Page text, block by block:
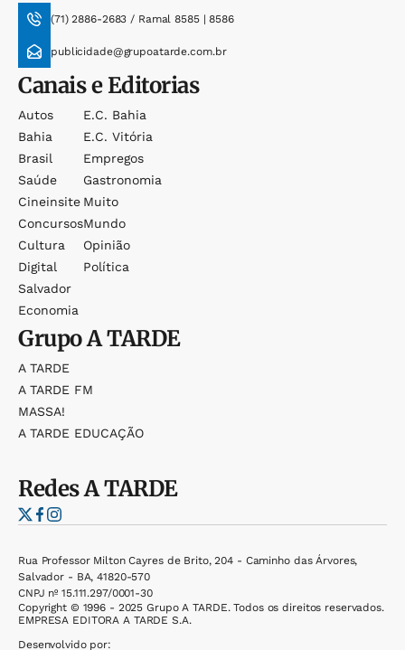
(71) 2886-2683 / Ramal 8585 | 8586
publicidade@grupoatarde.com.br
Canais e Editorias
Autos
Bahia
Brasil
Saúde
Cineinsite
Concursos
Cultura
Digital
Salvador
Economia
E.c. Bahia
E.c. Vitória
Empregos
Gastronomia
Muito
Mundo
Opinião
Política
GrupoA TARDE
A TARDE
A TARDE FM
MASSA!
A TARDE EDUCAÇÃO
RedesA TARDE
Rua Professor Milton Cayres de Brito, 204 - Caminho das Árvores,
Salvador - BA, 41820-570
CNPJ nº 15.111.297/0001-30
Copyright © 1996 - 2025 Grupo A TARDE. Todos os direitos reservados.
EMPRESA EDITORA A TARDE S.A.
Desenvolvido por: